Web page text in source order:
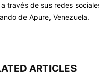
través de sus redes
de Apure, Venezuela.
ARTICLES